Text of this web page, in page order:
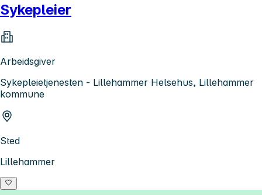
Sykepleier
Arbeidsgiver
Sykepleietjenesten - Lillehammer Helsehus, Lillehammer
kommune
Sted
Lillehammer